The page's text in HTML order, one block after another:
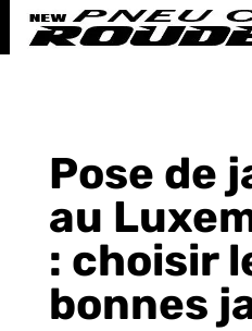
Pose de
au
: choisir
bonnes